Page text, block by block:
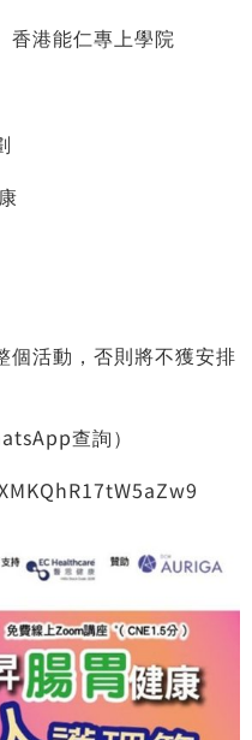
香港能仁專上學院
個活動，否則將不獲安排
查詢）